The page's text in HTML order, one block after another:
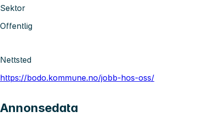
Sektor
Offentlig
Nettsted
https://bodo.kommune.no/jobb-hos-oss/
Annonsedata